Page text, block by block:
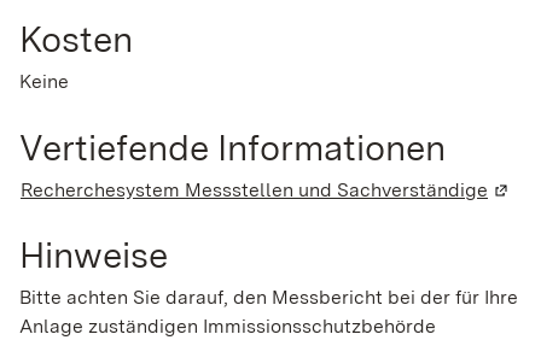
Kosten
Keine
Vertiefende Informationen
Recherchesystem Messstellen und Sachverständige
Hinweise
Bitte achten Sie darauf, den Messbericht bei der für Ihre
Anlage zuständigen Immissionsschutzbehörde